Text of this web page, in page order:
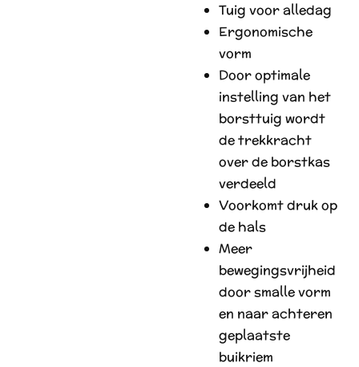
Tuig voor alledag
Ergonomische
vorm
Door optimale
instelling van het
borsttuig wordt
de trekkracht
over de borstkas
verdeeld
Voorkomt druk op
de hals
Meer
bewegingsvrijheid
door smalle vorm
en naar achteren
geplaatste
buikriem